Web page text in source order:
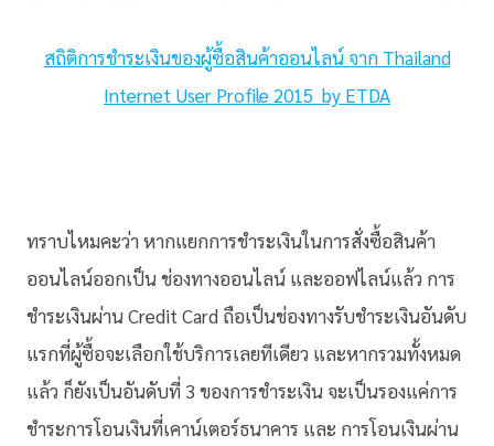
สถิติการชำระเงินของผู้ซื้อสินค้าออนไลน์ จาก Thailand
Internet User Profile 2015 by ETDA
ทราบไหมคะว่า หากแยกการชำระเงินในการสั่งซื้อสินค้า
ออนไลน์ออกเป็น ช่องทางออนไลน์ และออฟไลน์แล้ว การ
ชำระเงินผ่าน Credit Card ถือเป็นช่องทางรับชำระเงินอันดับ
แรกที่ผู้ซื้อจะเลือกใช้บริการเลยทีเดียว และหากรวมทั้งหมด
แล้ว ก็ยังเป็นอันดับที่ 3 ของการชำระเงิน จะเป็นรองแค่การ
ชำระการโอนเงินที่เคาน์เตอร์ธนาคาร และ การโอนเงินผ่าน